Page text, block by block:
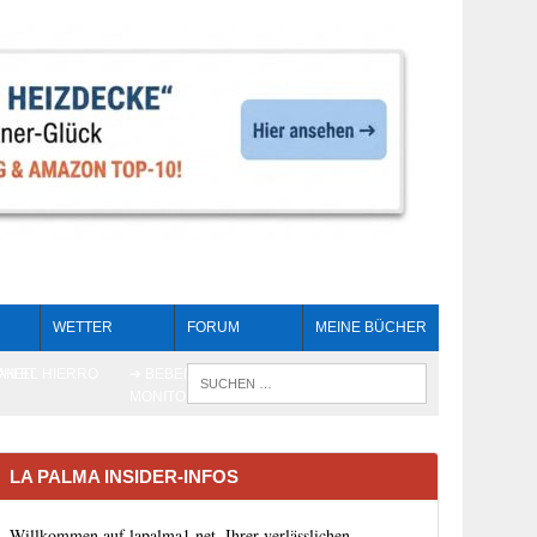
WETTER FORUM MEINE BÜCHER
LA PALMA INSIDER-INFOS